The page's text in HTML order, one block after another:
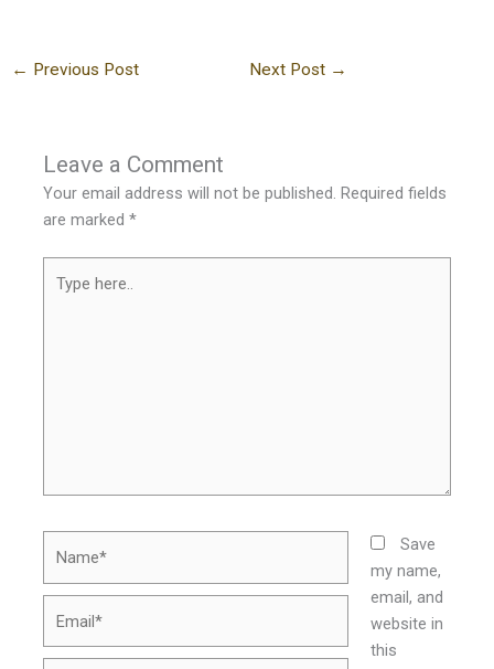
← Previous Post Next Post →
Leave a Comment
Your email address will not be published. Required fields
are marked*
here..
Save
my name,
email, and
website in
this